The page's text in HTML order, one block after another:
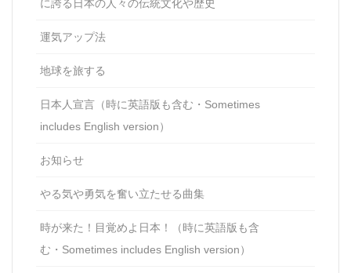
に誇る日本の人々の伝統文化や歴史
運気アップ法
地球を旅する
日本人宣言（時に英語版も含む・Sometimes
includes English version）
お知らせ
やる気や勇気を奮い立たせる曲集
時が来た！目覚めよ日本！（時に英語版も含
む・Sometimes includes English version）